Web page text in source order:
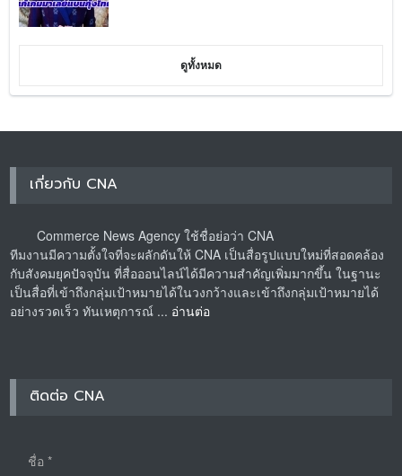
ดูทั้งหมด
เกี่ยวกับ CNA
Commerce News Agency ใช้ชื่อย่อว่า CNA
ทีมงานมีความตั้งใจที่จะผลักดันให้ CNA เป็นสื่อรูปแบบใหม่ที่สอดคล้อง
กับสังคมยุคปัจจุบัน ที่สื่อออนไลน์ได้มีความสำคัญเพิ่มมากขึ้น ในฐานะ
เป็นสื่อที่เข้าถึงกลุ่มเป้าหมายได้ในวงกว้างและเข้าถึงกลุ่มเป้าหมายได้
อย่างรวดเร็ว ทันเหตุการณ์ ... อ่านต่อ
ติดต่อ CNA